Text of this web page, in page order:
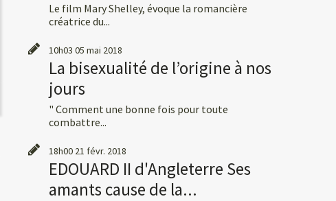
Le film Mary Shelley, évoque la romancière
créatrice du...
10h03 05 mai 2018
La bisexualité de l’origine à nos
jours
" Comment une bonne fois pour toute
combattre...
18h00 21 févr. 2018
EDOUARD II d'Angleterre Ses
amants cause de la...